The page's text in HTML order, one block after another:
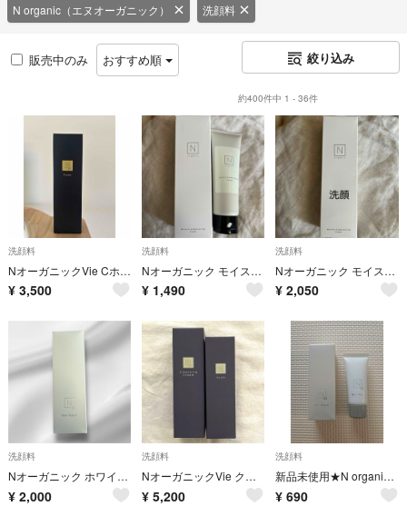
N organic（エヌオーガニック） 洗顔料
販売中のみ おすすめ順 絞り込み
約400件中 1 - 36件
洗顔料
NオーガニックVie Cホイップフォーム
¥ 3,500
洗顔料
Nオーガニック モイスチュア＆バランシング フォーム100g【1回使用の中古品】
¥ 1,490
洗顔料
Nオーガニック モイスチュア＆バランシング フォーム100g
¥ 2,050
洗顔料
Nオーガニック ホワイトクリアジェルウォッシュ 150g 洗顔料
¥ 2,000
洗顔料
NオーガニックVie クレンジングクリーム ＆ クリアホイップフォーム
¥ 5,200
洗顔料
新品未使用★N organic Bright ホワイト クリア ジェルウォッシュ
¥ 690